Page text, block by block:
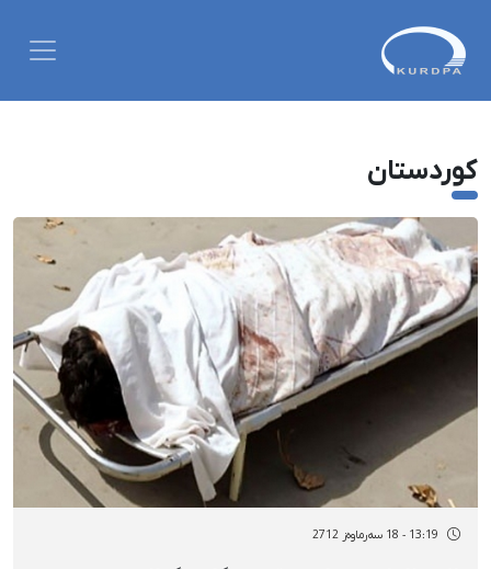
کوردستان
13:19 - 18 سەرماوەز 2712